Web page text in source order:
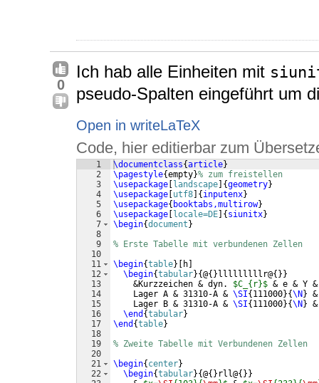
0
Ich hab alle Einheiten mit
pseudo-Spalten eingeführt um
Open in writeLaTeX
Code, hier editierbar zum
1
2
3
4
5
6
7
8
9
10
11
12
13
14
15
16
17
18
19
20
21
22
\documentclass{article}
\pagestyle{empty}% zum freistellen
\usepackage
landscape {geometry}
\usepackage utf8 { inputenx}
\usepackage{ booktabs,multirow}
\usepackage
locale=DE { siunitx}
\begin{document }
% Erste Tabelle mit verbundenen Zellen
\begin{table} h
\begin{tabular}{@{ } lllllllllr@{ }}
    &Kurzzeichen & dyn.
$C_{r}$ & e & Y
    Lager A & 31310-A &
\SI{ 111000}{\N }
    Lager B & 31310-A &
\SI{ 111000}{\N }
\end {tabular}
\end {table}
% Zweite Tabelle mit Verbundenen Zellen
\begin{ center}
\begin{tabular}{@{ } rll@{ }}